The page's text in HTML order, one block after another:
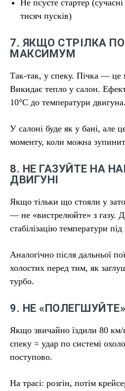
Не псуєте стартер
тисяч пусків)
7. ЯКЩО СТРІЛКА
МАКСИМУМ
Так-так, у спеку. Пічка — це
Викидає тепло у салон.
10°C до температури двигуна.
У салоні буде як у бані, але
моменту, коли можна
8. НЕ ГАЗУЙТЕ НА
ДВИГУНІ
Якщо тільки що стояли у
— не «вистрелюйте» з газу.
стабілізацію температури під
Аналогічно після дальньої
холостих перед тим, як
турбо.
9. НЕ
Якщо звичайно їздили 80
спеку = удар по системі
поступово.
На трасі: розгін, потім